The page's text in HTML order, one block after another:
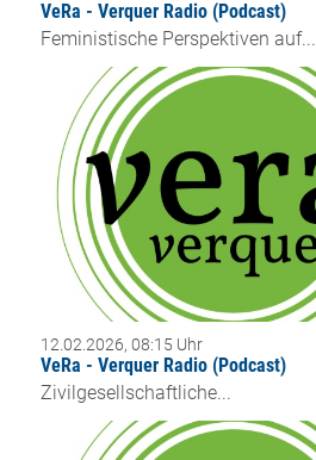
VeRa - Verquer Radio (Podcast)
Feministische Perspektiven auf...
12.02.2026, 08:15 Uhr
VeRa - Verquer Radio (Podcast)
Zivilgesellschaftliche...